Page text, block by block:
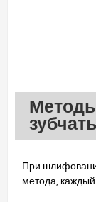
При
метода,